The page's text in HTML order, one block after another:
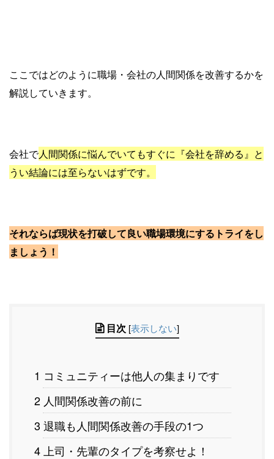
ここではどのように職場・会社の人間関係を改善するかを
解説していきます。
会社で人間関係に悩んでいてもすぐに『会社を辞める』と
うい結論には至らないはずです。
それならば現状を打破して良い職場環境にするトライをし
ましょう！
目次 [表示しない]
1 コミュニティーは他人の集まりです
2 人間関係改善の前に
3 退職も人間関係改善の手段の1つ
4 上司・先輩のタイプを考察せよ！